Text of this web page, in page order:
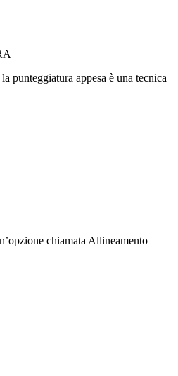
punteggiatura appesa è una tecnica
chiamata Allineamento